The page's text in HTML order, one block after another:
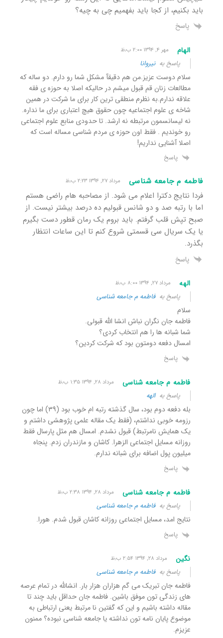
باید بکنیم، از کجا باید بفهمیم چی به چیه؟
پاسخ
الهام مهر ۴, ۱۳۹۴ ۲:۰۰ ب٫ظ
پاسخ بهنیروانا
سلام دوست عزیز.من هم دقیقآ مشکل شما رو دارم. دو ساله که
مطالعات زنان قم قبول میشم در حالیکه اصلا به حوزه ی فقه
علاقه ندارم.به نظرم منطقی ترین کار برای ما شرکت در همین
شاخه ی علوم اجتماعیه چون حقوق هیچ اعتباری برای ما نداره.
نه لیسانسمون مرتبطه نه ارشد. تا حدودی منابع علوم اجتماعی
رو خوندیم . فقط اون حوزه ی مردم شناسی مساله است که
اصلا آشنایی نداریم!
پاسخ
فاطمه م جامعه شناسی مرداد ۲۷, ۱۳۹۴ ۲:۲۳ ب٫ظ
فردا نتایج دکترا اعلام می شود. از مصاحبه هام راضی هستم
اما با رتبه صد و دو شانس قبولیم ده درصد بیشتر نیست. از
صبح تپش قلب گرفتم. باید بروم یک رمان قطور دست بگیرم
یا یک سریال سی قسمتی شروع کنم تا این ساعات انتظار
بگذرد.
پاسخ
الهه مرداد ۲۷, ۱۳۹۴ ۸:۰۰ ب٫ظ
پاسخ بهفاطمه م جامعه شناسی
سلام
فاطمه جان نگران نباش انشا الله قبولی.
شما شبانه ها را هم انتخاب کردی؟
امسال دفعه دومتون بود که شرکت کردین؟
پاسخ
فاطمه م جامعه شناسی مرداد ۲۸, ۱۳۹۴ ۱:۳۵ ب٫ظ
پاسخ بهالهه
بله دفعه دوم بود، سال گذشته رتبه ام خوب بود (۳۹) اما چون
رزومه خوبی نداشتم، (فقط یک مقاله علمی پژوهشی داشتم و
یک همایش نامرتبط) قبول نشدم. امسال هم مثل پارسال فقط
روزانه مسایل اجتماعی الزهرا. کاشان و مازندران زدم. پنجاه
میلیون پول اضافه برای شبانه ندارم.
پاسخ
فاطمه م جامعه شناسی مرداد ۲۸, ۱۳۹۴ ۲:۳۸ ب٫ظ
پاسخ بهفاطمه م جامعه شناسی
نتایج امد، مسایل اجتماعی روزانه کاشان قبول شدم. هورا.
پاسخ
نگین مرداد ۲۸, ۱۳۹۴ ۲:۵۴ ب٫ظ
پاسخ بهفاطمه م جامعه شناسی
فاطمه جان تبریک می گم هزاران هزار بار. انشالله در تمام عرصه
های زندگی تون موفق باشین. فاطمه جان حداقل باید چند تا
مقاله داشته باشیم و این که گفتین نا مرتبط یعنی ارتباطی به
موضوع پایان نامه تون نداشته یا جامعه شناسی نبوده؟ ممنون
عزیزم.